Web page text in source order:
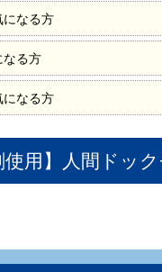
になる方
なる方
になる方
使用】人間ドッ